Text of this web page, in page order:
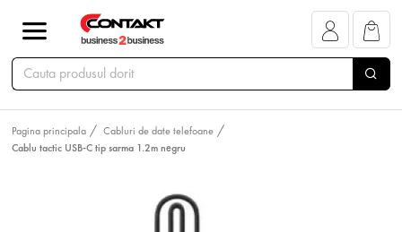
Pagina principala
Cabluri de date telefoane
Cablu tactic USB-C tip sarma 1.2m negru